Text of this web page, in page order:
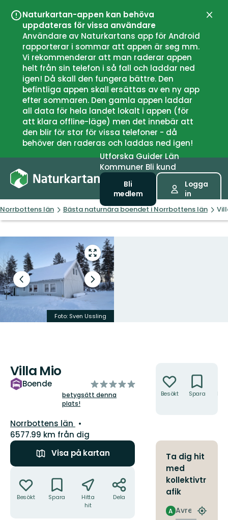
Naturkartan-appen kan behöva
uppdateras för vissa användare
Användare av Naturkartans app för Android
rapporterar i sommar att appen är seg mm.
Vi rekommenderar att man raderar appen
helt från sin telefon i så fall och laddar ned
igen! Då skall den fungera bättre. Den
befintliga appen skall ersättas av en ny app
efter sommaren. Den gamla appen laddar
all data för hela landet lokalt i appen (för
att klara offline-läge) men det innebär att
den blir för stor för vissa telefoner - då
behöver den raderas och laddas ned igen!
UtforskaGuiderLän
Kommuner Bli kund
Bli
medlem
Logga
in
Norrbottens län Bästa naturnära boendet i Norrbottens län
Gå
till
helskärmsläge
Föregående
bild
Nästa
bildspel
Foto: Sven Ussling
Villa Mio
Boende
av
5
betygsätt denna
plats!
Län:
Norrbottens län
6577.99 km från dig
Visa på kartan
Besökt Spara
Hitta
hit
Dela
Besökt Spara
Ta dig hit
med
kollektivtr
afik
Avresa
A
Hitta